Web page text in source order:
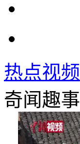
热点视频
奇闻趣事